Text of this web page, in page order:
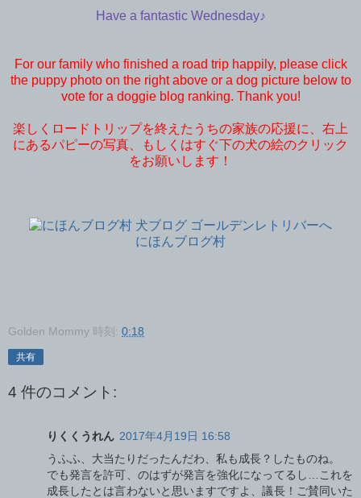
Have a fantastic Wednesday♪
For our family who finished a road trip happily, please click
the puppy photo on the right above or a dog picture below to
vote for a doggie blog ranking. Thank you!
楽しくロードトリップを終えたうちの家族の応援に、右上
にあるパピーの写真、もしくはすぐ下の犬の絵のクリック
をお願いします！
にほんブログ村
Golden Mommy 時刻: 0:18
共有
4 件のコメント:
りくくうれん 2017年4月19日 16:58
うふふ、大当たりだったんだわ、私も成長？したものね。
でも発言を許可、のはずが発言を強化になってるし…これを
成長したとは言わないと思いますですよ、議長！ご賛同いた